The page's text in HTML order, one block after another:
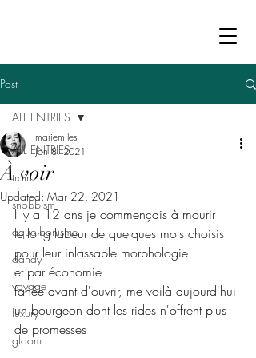
Post
ALL ENTRIES
train
snobbism
aquoibonisme
dandy
voyage
luxury
gloom
ALL ENTRIES
À voir
mariemiles
Jan 8, 2021
Updated: Mar 22, 2021
Il y a 12 ans je commençais à mourir
le long labeur de quelques mots choisis
pour leur inlassable morphologie
et par économie
fanée avant d'ouvrir, me voilà aujourd'hui
un bourgeon dont les rides n'offrent plus
de promesses